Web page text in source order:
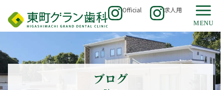
Official 求人用
ブログ